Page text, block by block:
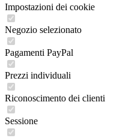
Impostazioni dei cookie
Negozio selezionato
Pagamenti PayPal
Prezzi individuali
Riconoscimento dei clienti
Sessione